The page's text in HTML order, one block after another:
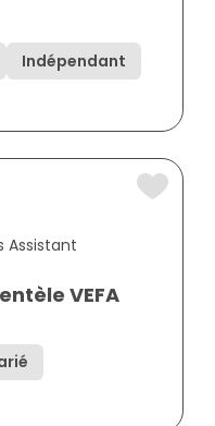
Indépendant
Assistant
VEFA